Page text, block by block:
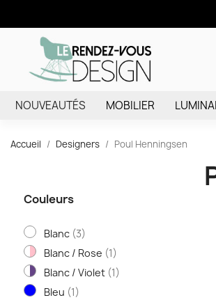
NOUVEAUTÉS MOBILIER
Accueil Designers Poul Henningsen
Couleurs
Blanc (3)
Blanc / Rose (1)
Blanc / Violet (1)
Bleu (1)